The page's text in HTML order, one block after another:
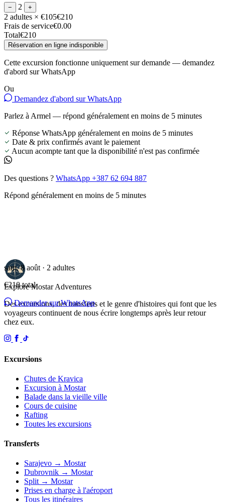
− 2 +
2 adultes × €105€210
Frais de service€0.00
Total€210
Réservation en ligne indisponible
Cette excursion fonctionne uniquement sur demande — demandez
d'abord sur WhatsApp
Ou
Demandez d'abord sur WhatsApp
Parlez à Armel — répond généralement en moins de 5 minutes
Réponse WhatsApp généralement en moins de 5 minutes
Date & prix confirmés avant le paiement
Aucun acompte tant que la disponibilité n'est pas confirmée
Des questions ? WhatsApp +387 62 694 887
Répond généralement en moins de 5 minutes
sam. 8 août · 2 adultes
€210 total
Demander sur WhatsApp
Explore MostarAdventures
Des excursions, des transferts et le genre d'histoires qui font que les
voyageurs continuent de nous écrire longtemps après leur retour
chez eux.
Excursions
Chutes de Kravica
Excursion à Mostar
Balade dans la vieille ville
Cours de cuisine
Rafting
Toutes les excursions
Transferts
Sarajevo → Mostar
Dubrovnik → Mostar
Split → Mostar
Prises en charge à l'aéroport
Tous les itinéraires